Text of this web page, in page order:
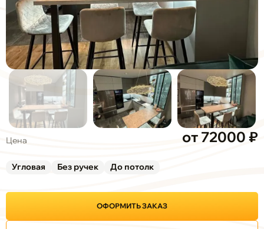
Цена от 72000 ₽
Угловая Без ручек До потолк
ОФОРМИТЬ ЗАКАЗ